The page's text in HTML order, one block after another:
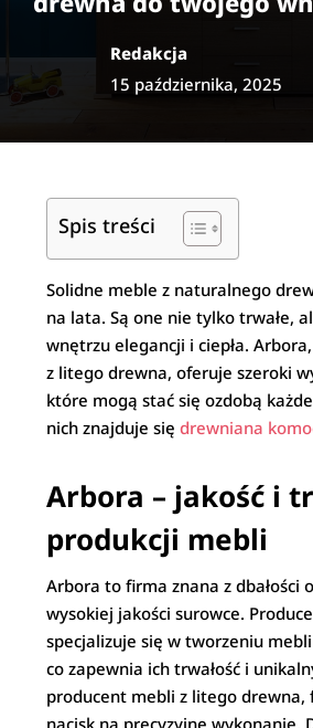
Redakcja
15 października, 2025
Spis treści
Solidne meble z naturalnego
na lata. Są one nie tylko trwałe,
wnętrzu elegancji i ciepła.
z litego drewna, oferuje szeroki
które mogą stać się ozdobą
nich znajduje siędrewniana
Arbora – jakość i
produkcji mebli
Arbora to firma znana z dbałości
wysokiej jakości surowce.
specjalizuje się w tworzeniu
co zapewnia ich trwałość i
producent mebli z litego drewna,
nacisk na precyzyjne wykonanie.